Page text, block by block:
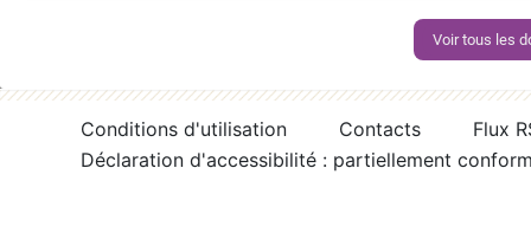
Voir tous les
Conditions d'utilisation Contacts
Flux
Déclaration d'accessibilité : partiellement